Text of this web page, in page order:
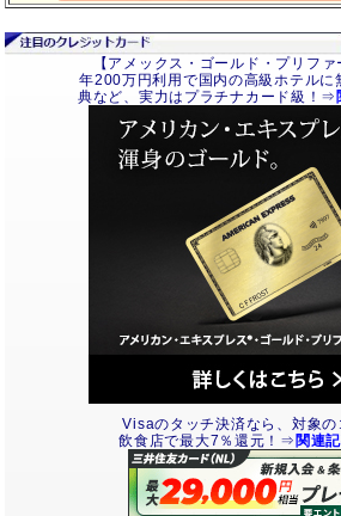
【アメックス・ゴールド・プリファ
年200万円利用で国内の高級ホテルに
典など、実力はプラチナカード級！⇒
Visaのタッチ決済なら、対象の
飲食店で最大7％還元！⇒ 関連